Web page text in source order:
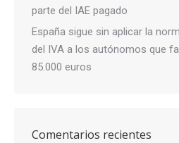
parte del IAE pagado
España sigue sin aplicar la
del IVA a los autónomos que
85.000 euros
Comentarios recientes